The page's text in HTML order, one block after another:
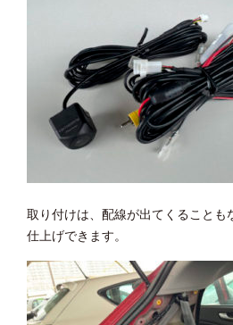
取り付けは、配線が出てくることも
仕上げできます。